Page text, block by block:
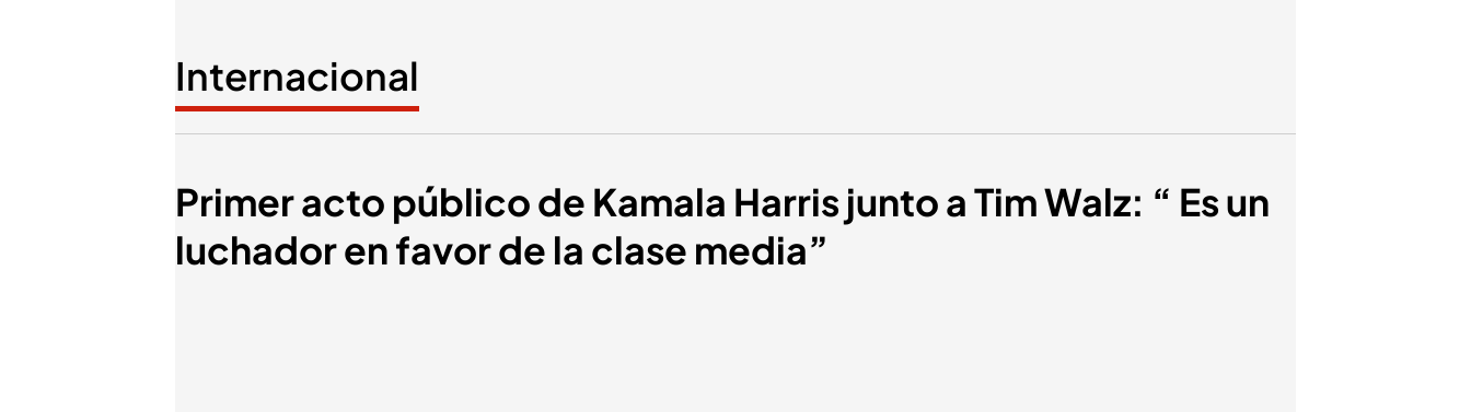
Internacional
Primer acto público de Kamala Harris junto a Tim Walz: “ Es un
luchador en favor de la clase media”